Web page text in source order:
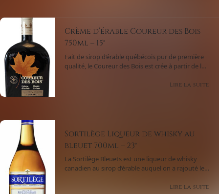
Crème d’érable Coureur des Bois
750ml – 15°
Fait de sirop d’érable québécois pur de première
qualité, le Coureur des Bois est crée à partir de la
d’alcools, de grains et de rhum. Un produitLire la suite
Sortilège Liqueur de whisky au
bleuet 700ml – 23°
La Sortilège Bleuets est une liqueur de whisky
canadien au sirop d’érable auquel on a rajouté les
du Lac Saint-Jean. Il en résulte une liqueur d’une
Lire la suite